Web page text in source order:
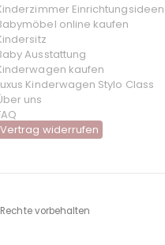
Einrichtungsideen
online kaufen
Ausstattung
kaufen
Kinderwagen Stylo Class
uns
Vertrag widerrufen
vorbehalten